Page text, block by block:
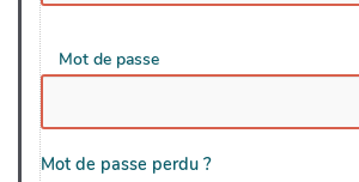
Les couverts végétaux peuvent